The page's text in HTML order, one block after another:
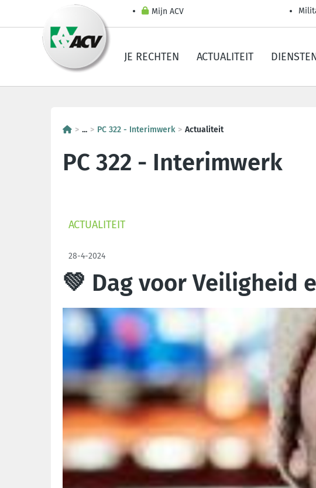
Mijn ACV
JE RECHTEN ACTUALITEIT
... PC 322 - Interimwerk Actualiteit
PC 322 - Interimwerk
ACTUALITEIT
28-4-2024
💚 Dag voor Veiligheid